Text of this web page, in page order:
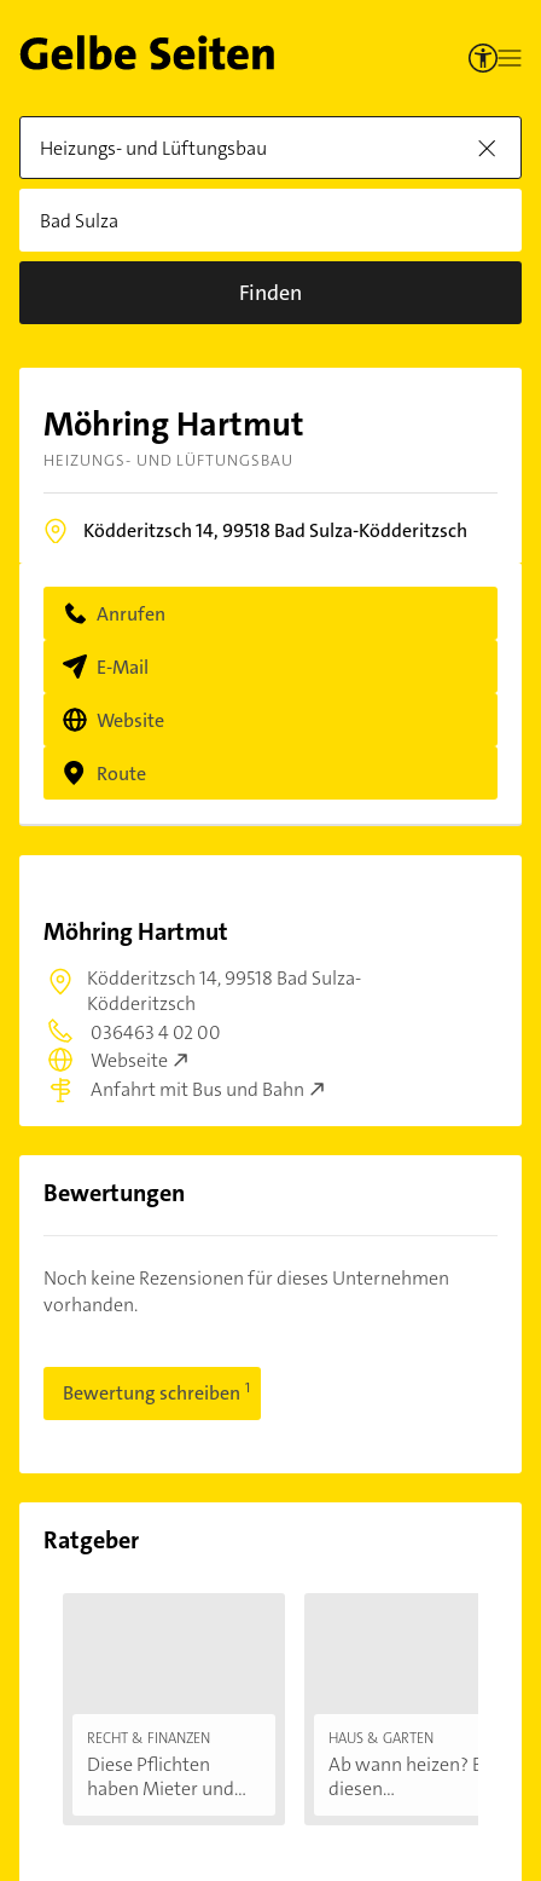
Finden
Möhring Hartmut
HEIZUNGS- UND LÜFTUNGSBAU
Ködderitzsch 14,99518 Bad Sulza-Ködderitzsch
Anrufen
E-Mail
Website
Route
Möhring Hartmut
Ködderitzsch 14,99518 Bad Sulza-
Ködderitzsch
036463 4 02 00
Webseite
Anfahrt mit Bus und Bahn
Bewertungen
Noch keine Rezensionen für dieses Unternehmen
vorhanden.
Bewertung schreiben
Ratgeber
RECHT & FINANZEN
Diese Pflichten
haben Mieter und...
HAUS & GARTEN
Ab wann heizen? Bei
diesen